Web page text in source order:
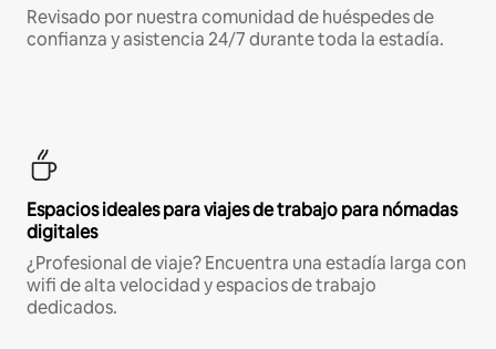
Revisado por nuestra comunidad de huéspedes de
confianza y asistencia 24/7 durante toda la estadía.
Espacios ideales para viajes de trabajo para nómadas
digitales
¿Profesional de viaje? Encuentra una estadía larga con
wifi de alta velocidad y espacios de trabajo
dedicados.